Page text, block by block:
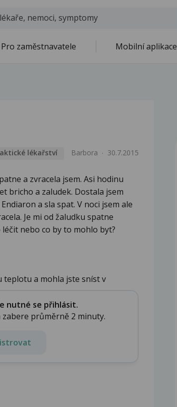
Pro zaměstnavatele Mobilní aplikace
lékařství Barbora 30.7.2015
a zvracela jsem. Asi hodinu
bricho a zaludek. Dostala jsem
a sla spat. V noci jsem ale
Je mi od žaludku spatne
nebo co by to mohlo byt?
teplotu a mohla jste sníst v
nutné se přihlásit.
průměrně 2 minuty.